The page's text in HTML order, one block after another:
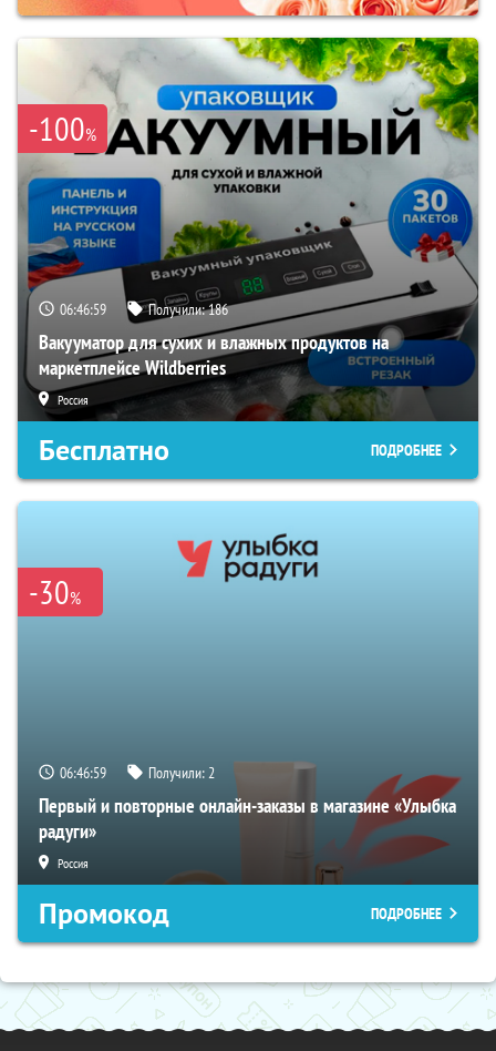
-100%
06:46:58 Получили:186
Вакууматор для сухих и влажных продуктов на
маркетплейсе Wildberries
Россия
Бесплатно ПОДРОБНЕЕ
-30%
06:46:58 Получили:2
Первый и повторные онлайн-заказы в магазине «Улыбка
радуги»
Россия
Промокод ПОДРОБНЕЕ